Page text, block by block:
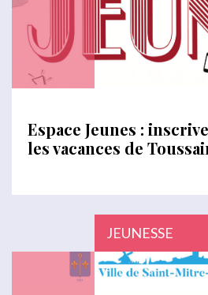
Espace Jeunes :
les vacances de
JEUNESSE